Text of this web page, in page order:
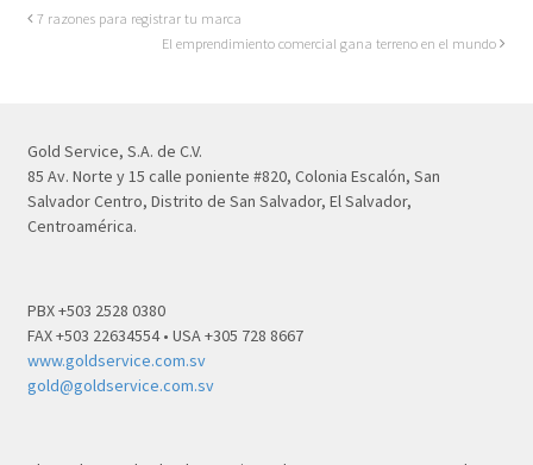
7 razones para registrar tu marca
El emprendimiento comercial gana terreno en el mundo
Gold Service, S.A. de C.V.
85 Av. Norte y 15 calle poniente #820, Colonia Escalón, San
Salvador Centro, Distrito de San Salvador, El Salvador,
Centroamérica.
PBX +503 2528 0380
FAX +503 22634554 • USA +305 728 8667
www.goldservice.com.sv
gold@goldservice.com.sv